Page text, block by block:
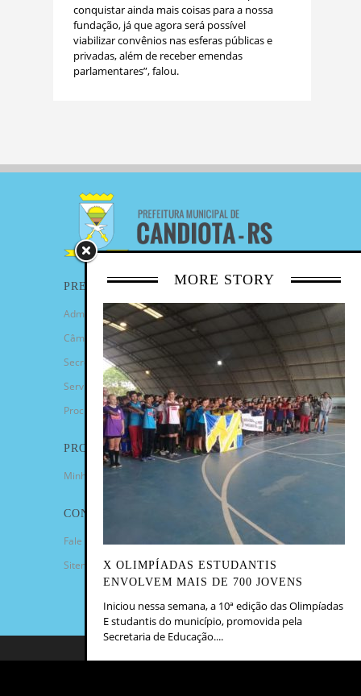
conquistar ainda mais coisas para a nossa
fundação, já que agora será possível
viabilizar convênios nas esferas públicas e
privadas, além de receber emendas
parlamentares”, falou.
MORE STORY
X OLIMPÍADAS ESTUDANTIS
ENVOLVEM MAIS DE 700 JOVENS
Iniciou nessa semana, a 10ª edição das Olimpíadas
E studantis do município, promovida pela
Secretaria de Educação....
PREFEITURA
Administração Municipal
Câmara de Vereadores
Secretarias
Serviços
Procuradoria Geral
PROGRAMAS
Minha Casa Minha Vida
CONTATO
Fale Conosco
Sitemap
COPYRIGHT 2023 - PREFEITURA